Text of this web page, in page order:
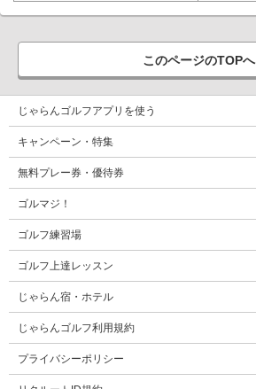
このページのTOPへ
じゃらんゴルフアプリを使う
キャンペーン・特集
無料プレー券・優待券
ゴルマジ！
ゴルフ練習場
ゴルフ上達レッスン
じゃらん宿・ホテル
じゃらんゴルフ利用規約
プライバシーポリシー